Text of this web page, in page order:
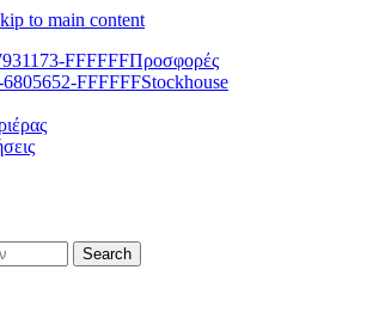
to main content
Προσφορές
Stockhouse
Search